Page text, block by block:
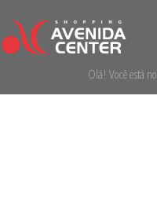
Olá! Você está no